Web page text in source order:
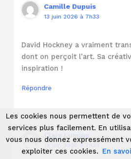
Camille Dupuis
13 juin 2026 à 7h33
David Hockney a vraiment
dont on perçoit l’art. Sa
inspiration !
Répondre
Clara Lumina
13 juin 2026 à 7h33
Les cookies nous permettent de
services plus facilement. En
vous nous donnez expressément
exploiter ces cookies. En